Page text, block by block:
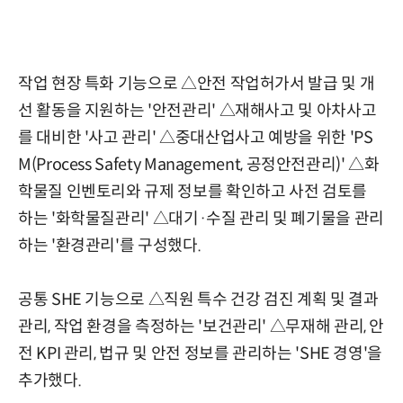
작업 현장 특화 기능으로 △안전 작업허가서 발급 및 개
선 활동을 지원하는 '안전관리' △재해사고 및 아차사고
를 대비한 '사고 관리' △중대산업사고 예방을 위한 'PS
M(Process Safety Management, 공정안전관리)' △화
학물질 인벤토리와 규제 정보를 확인하고 사전 검토를
하는 '화학물질관리' △대기·수질 관리 및 폐기물을 관리
하는 '환경관리'를 구성했다.
공통 SHE 기능으로 △직원 특수 건강 검진 계획 및 결과
관리, 작업 환경을 측정하는 '보건관리' △무재해 관리, 안
전 KPI 관리, 법규 및 안전 정보를 관리하는 'SHE 경영'을
추가했다.